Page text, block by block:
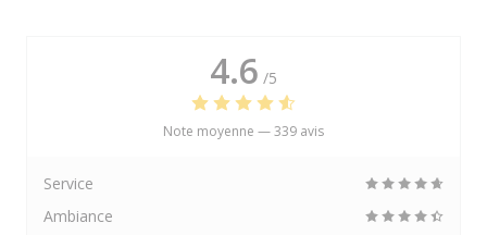
4.6 /5
Note moyenne —339 avis
Service
Ambiance